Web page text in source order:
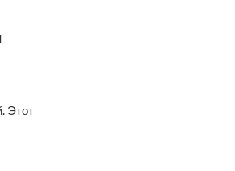
Этот